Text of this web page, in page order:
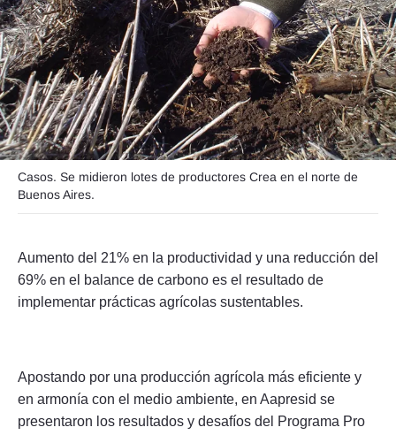
Seguinos
Casos. Se midieron lotes de productores Crea en el norte de
Buenos Aires.
Aumento del 21% en la productividad y una reducción del
69% en el balance de carbono es el resultado de
implementar prácticas agrícolas sustentables.
Apostando por una producción agrícola más eficiente y
en armonía con el medio ambiente, en Aapresid se
presentaron los resultados y desafíos del Programa Pro